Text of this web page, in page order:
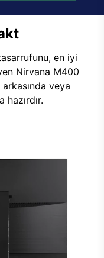
en iyi
Nirvana M400
veya